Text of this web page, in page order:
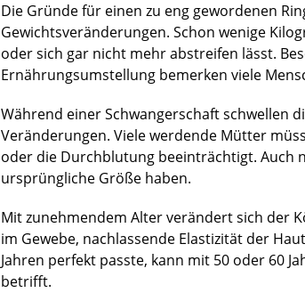
Die Gründe für einen zu eng gewordenen
Gewichtsveränderungen. Schon wenige
oder sich gar nicht mehr abstreifen lässt.
Ernährungsumstellung bemerken viele
Während einer Schwangerschaft schwellen
Veränderungen. Viele werdende Mütter
oder die Durchblutung beeinträchtigt. Auch
ursprüngliche Größe haben.
Mit zunehmendem Alter verändert sich der
im Gewebe, nachlassende Elastizität der
Jahren perfekt passte, kann mit 50 oder 60
betrifft.